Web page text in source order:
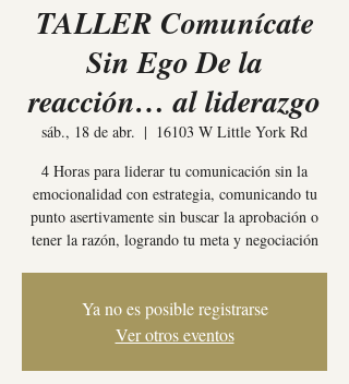
TALLER Comunícate
Sin Ego De la
reacción… al liderazgo
sáb., 18 de abr.
  |
16103 W Little York Rd
4 Horas para liderar tu comunicación sin la
emocionalidad con estrategia, comunicando tu
punto asertivamente sin buscar la aprobación o
tener la razón, logrando tu meta y negociación
Ya no es posible registrarse
Ver otros eventos